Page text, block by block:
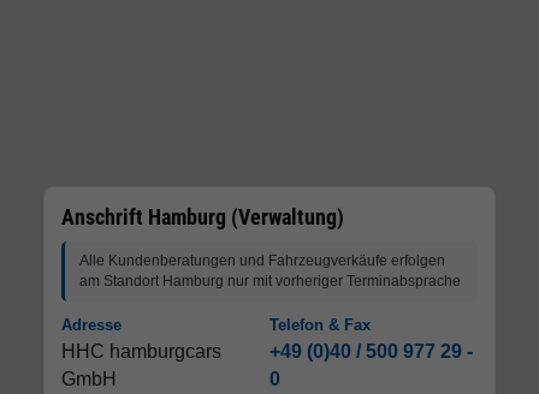
Anschrift Hamburg (Verwaltung)
Alle Kundenberatungen und Fahrzeugverkäufe erfolgen
am Standort Hamburg nur mit vorheriger Terminabsprache
Adresse
HHC hamburgcars
GmbH
Telefon & Fax
+49 (0)40 / 500 977 29 -
0